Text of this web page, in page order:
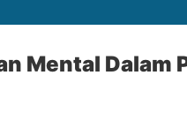
Mental Dalam